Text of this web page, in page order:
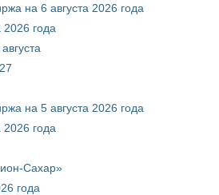
на 6 августа 2026 года
2026 года
на 5 августа 2026 года
2026 года
Сахар»
года